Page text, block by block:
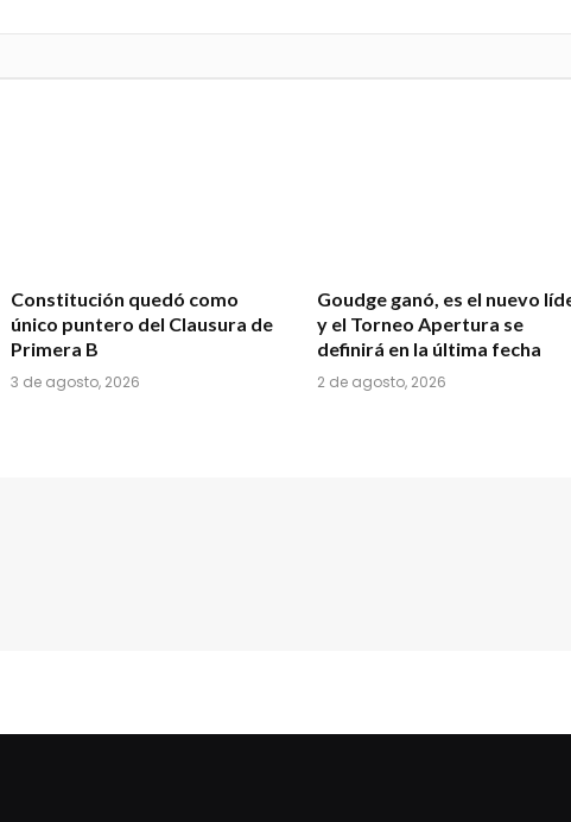
Constitución quedó como
único puntero del Clausura de
Primera B
3 de agosto, 2026
Goudge ganó, es el nuevo
y el Torneo Apertura se
definirá en la última fecha
2 de agosto, 2026